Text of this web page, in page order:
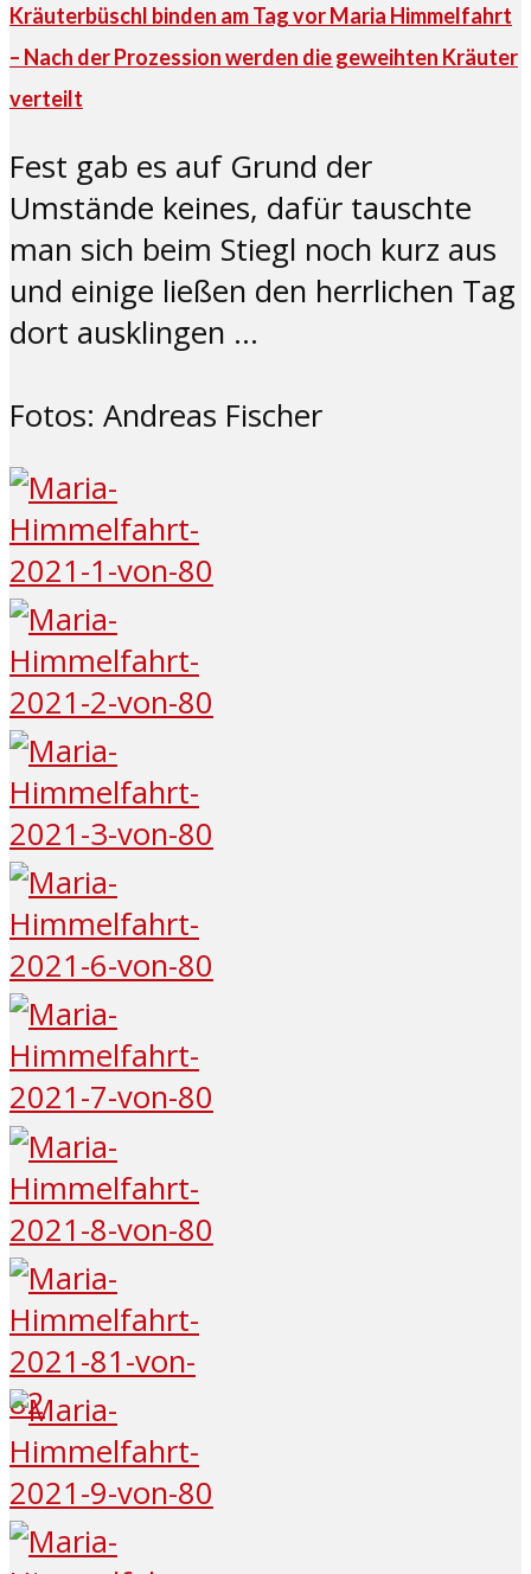
Kräuterbüschl binden am Tag vor Maria Himmelfahrt
– Nach der Prozession werden die geweihten Kräuter
verteilt
Fest gab es auf Grund der
Umstände keines, dafür tauschte
man sich beim Stiegl noch kurz aus
und einige ließen den herrlichen Tag
dort ausklingen …
Fotos: Andreas Fischer